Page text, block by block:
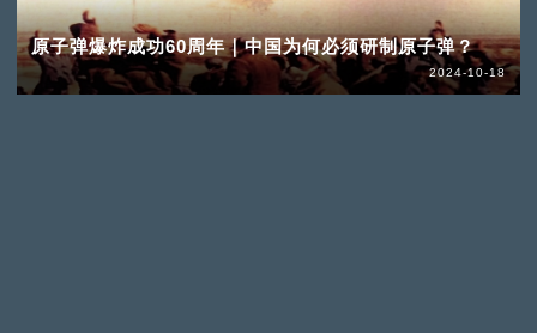
原子弹爆炸成功60周年｜中国为何必须研制原子弹？
2024-10-18